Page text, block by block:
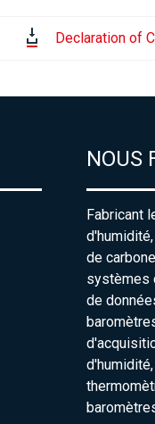
Declaration of
NOUS
Fabricant
de
systèmes
de